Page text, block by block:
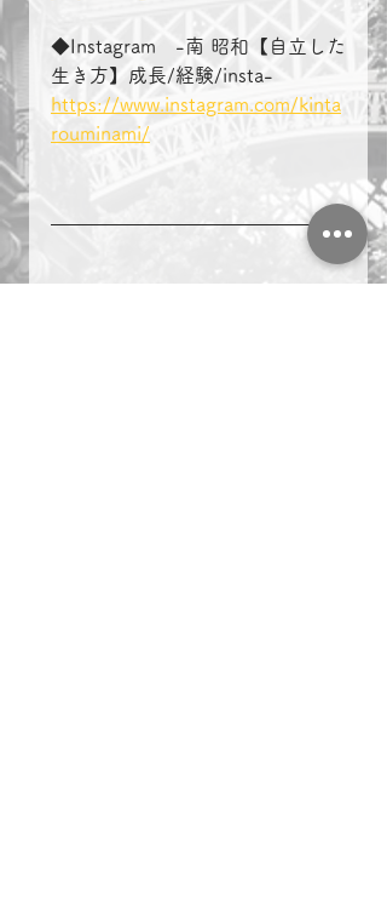
◆Instagram　-南 昭和【自立した
生き方】成長/経験/insta-
https://www.instagram.com/kinta
rouminami/